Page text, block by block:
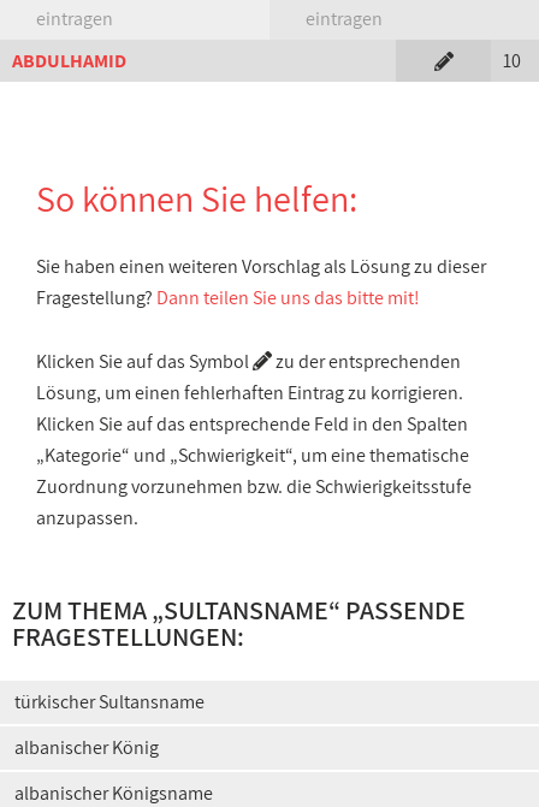
eintragen
eintragen
ABDULHAMID
10
So können Sie helfen:
Sie haben einen weiteren Vorschlag als Lösung zu dieser
Fragestellung? Dann teilen Sie uns das bitte mit!
Klicken Sie auf das Symbol
zu der entsprechenden
Lösung, um einen fehlerhaften Eintrag zu korrigieren.
Klicken Sie auf das entsprechende Feld in den Spalten
„Kategorie“ und „Schwierigkeit“, um eine thematische
Zuordnung vorzunehmen bzw. die Schwierigkeitsstufe
anzupassen.
ZUM THEMA „SULTANSNAME“ PASSENDE
FRAGESTELLUNGEN:
türkischer Sultansname
albanischer König
albanischer Königsname